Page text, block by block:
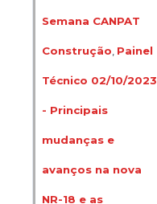
Semana CANPAT
Construção Painel
Técnico 02/10/2023
- Principais
mudanças e
avanços na nova
NR-18 e as